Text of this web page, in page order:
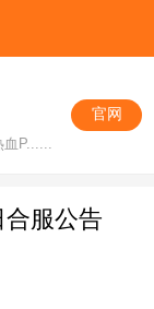
血P......
官网
服公告